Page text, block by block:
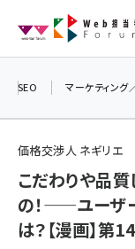
ン
seo (3536)
ai (2818)
SEO マーケティング
価格交渉人 ネギリエ
こだわりや品質
の！――ユーザ
は？【漫画】第